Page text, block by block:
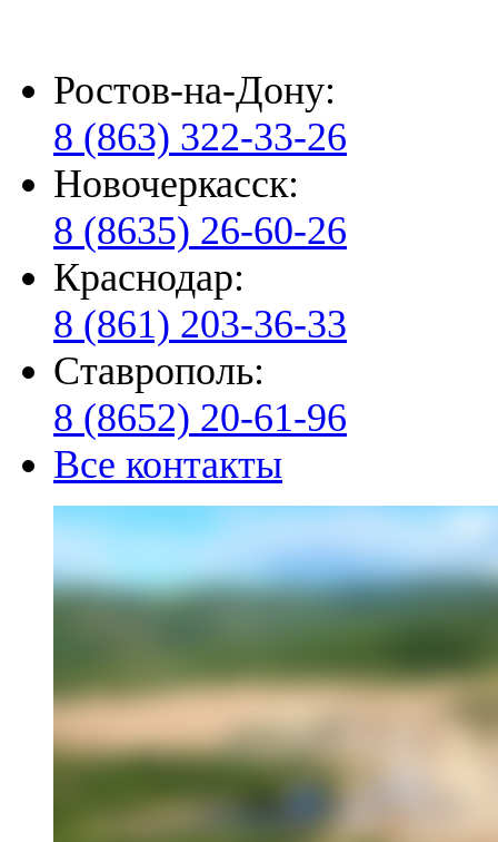
Ростов-на-Дону:
8 (863) 322-33-26
Новочеркасск:
8 (8635) 26-60-26
Краснодар:
8 (861) 203-36-33
Ставрополь:
8 (8652) 20-61-96
Все контакты